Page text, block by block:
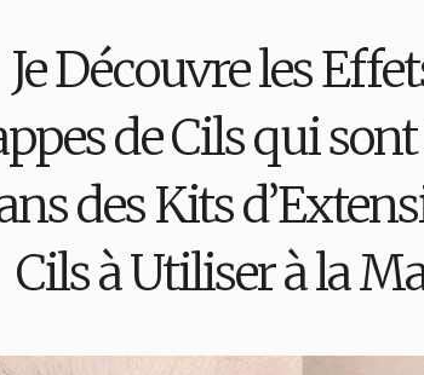
Je Découvre les
de Cils qui
des Kits
Cils à Utiliser à la